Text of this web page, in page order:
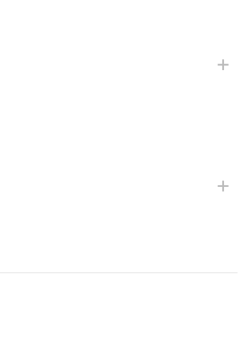
しく、見た目も素晴らしいです！ 予
ョンのロイド グランデを、暖炉が
ップをご利用いただき誠にあり
したこと、大変嬉しく存じます。
ただければ幸いでございます。
に伴い購入しました。フォーカルポ